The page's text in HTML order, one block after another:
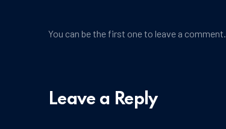
You can be the first one to leave a comment.
Leave a Reply